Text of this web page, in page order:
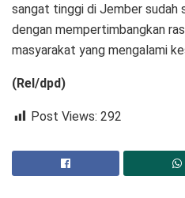
sangat tinggi di Jember sudah
dengan mempertimbangkan
masyarakat yang mengalami
(Rel/dpd)
Post Views: 292